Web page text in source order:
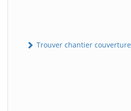
Trouver chantier